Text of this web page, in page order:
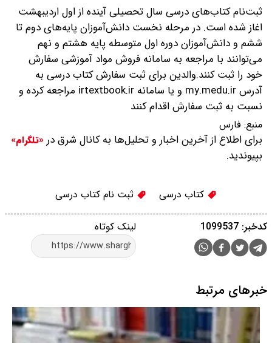
ثبت‌نام کتاب‌های درسی سال تحصیلی آینده از اول اردیبهشت
اغاز شده است. در مرحله نخست دانش‌آموزان پایه‌های دوم تا
ششم و دانش‌آموزان دوره اول متوسطه پایه هشتم و نهم
می‌توانند با مراجعه به سامانه فروش مواد آموزشی سفارش
خود را ثبت کنند.والدین برای ثبت سفارش کتاب درسی به
آدرس my.medu.ir و یا سامانه irtextbook.ir مراجعه کرده و
نسبت به ثبت سفارش اقدام کنند
منبع: فارس
برای اطلاع از آخرین اخبار و تحلیل‌ها به کانال شرق در «تلگرام»
بپیوندید.
کتاب درسی ثبت نام کتاب درسی
لینک کوتاه کدخبر: 1099537
خبرهای مرتبط